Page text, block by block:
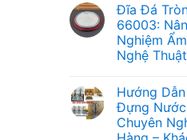
Đĩa Đá
66003:
Nghiệm
Nghệ
bình
luận
ở
Đĩa
Đá
Hướng
Đựng
Chuyên